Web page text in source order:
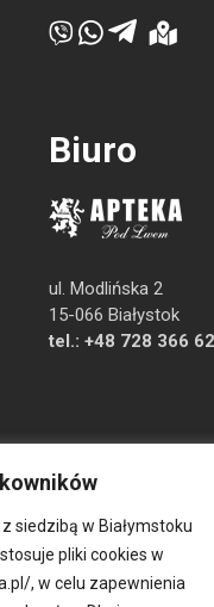
siedzibą w Białymstoku
pliki cookies w
, w celu zapewnienia
Biuro
ul. Modlińska 2
15-066 Białystok
tel.: +48 728 366